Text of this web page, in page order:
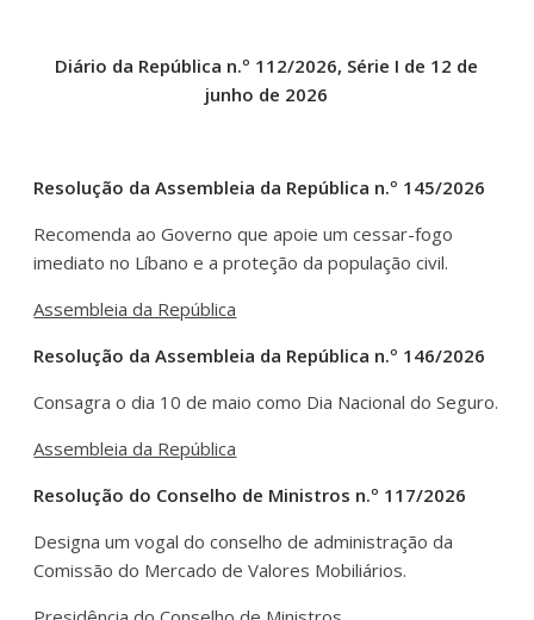
Diário da República n.º 112/2026, Série I de 12 de
junho de 2026
Resolução da Assembleia da República n.º 145/2026
Recomenda ao Governo que apoie um cessar-fogo
imediato no Líbano e a proteção da população civil.
Assembleia da República
Resolução da Assembleia da República n.º 146/2026
Consagra o dia 10 de maio como Dia Nacional do Seguro.
Assembleia da República
Resolução do Conselho de Ministros n.º 117/2026
Designa um vogal do conselho de administração da
Comissão do Mercado de Valores Mobiliários.